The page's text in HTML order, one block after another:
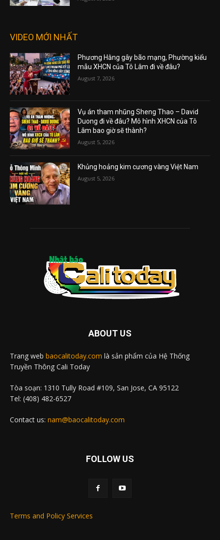
VIDEO MỚI NHẤT
Phương Hằng gây bão mạng, Phường kiểu
mẫu XHCN của Tô Lâm đi về đâu?
August 7, 2026
Vụ án tham nhũng Sheng Thao – David
Duong đi về đâu? Mô hình XHCN của Tô
Lâm bao giờ sẽ thành?
August 5, 2026
Khủng hoảng kim cương vàng Việt Nam
August 5, 2026
ABOUT US
Trang web baocalitoday.com là sản phẩm của Hệ Thống
Truyền Thông Cali Today
Tòa soạn: 1310 Tully Road #109, San Jose, CA 95122
Tel: (408) 482-6527
Contact us: nam@baocalitoday.com
FOLLOW US
Terms and Policy Services